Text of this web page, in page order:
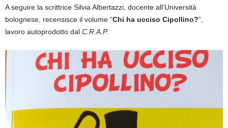
A seguire la scrittrice Silvia Albertazzi, docente all’Università
bolognese, recensisce il volume “Chi ha ucciso Cipollino?“,
lavoro autoprodotto dal C.R.A.P.